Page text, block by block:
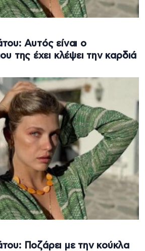
Αυτός είναι ο
της έχει κλέψει την καρδιά
Ποζάρει με την κούκλα